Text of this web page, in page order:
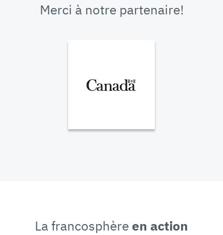
Merci à notre partenaire!
La francosphère en action